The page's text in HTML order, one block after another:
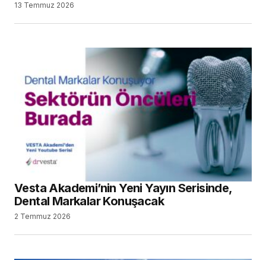
13 Temmuz 2026
Vesta Akademi’nin Yeni Yayın Serisinde,
Dental Markalar Konuşacak
2 Temmuz 2026